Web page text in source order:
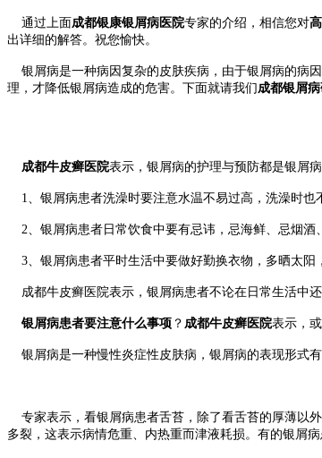
通过上面成都银康银屑病医院专家的介绍，相信您对
出详细的解答。祝您愉快。
银屑病是一种病因复杂的皮肤疾病，由于银屑病的病
理，才降低银屑病造成的危害。下面就请我们成都银屑
成都牛皮癣医院表示，银屑病的护理与预防都是银屑
1、银屑病患者洗澡时要注意水温不易过高，洗澡时也
2、银屑病患者日常饮食中要有忌讳，忌海鲜、忌烟酒
3、银屑病患者平时生活中要做好勤换衣物，多晒太阳
成都牛皮癣医院表示，银屑病患者不论在日常生活中
银屑病患者要注意什么事项 ？ 成都牛皮癣医院表示，
银屑病是一种慢性炎症性皮肤病，银屑病的表现形式
专家表示，看银屑病患者舌苔，除了看舌苔的厚薄以
多裂，这表示病情危重、内热重而津液耗损。有的银屑